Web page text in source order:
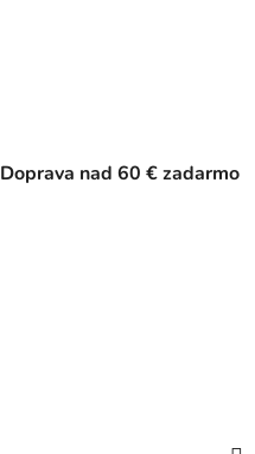
Doprava nad 60 € zadarmo